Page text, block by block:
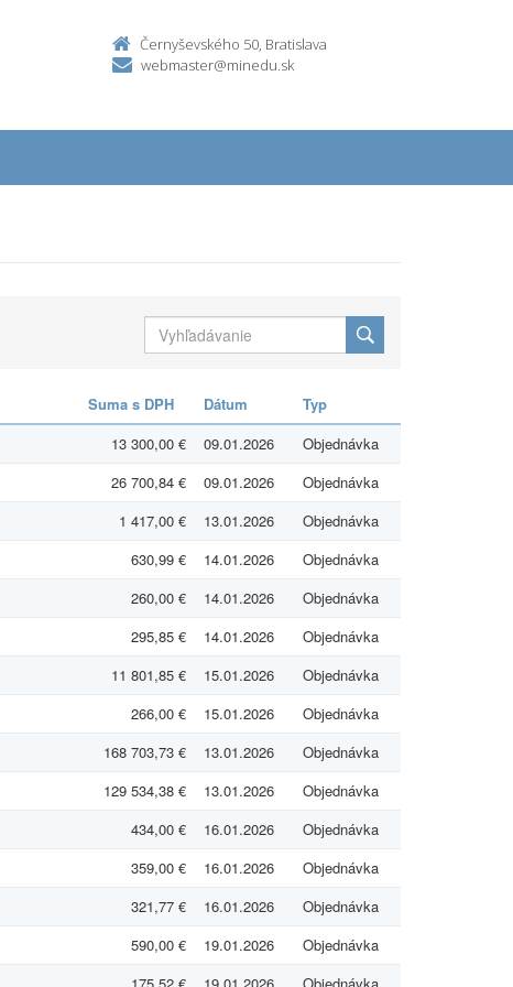
Černyševského 50, Bratislava
webmaster@minedu.sk
Suma s DPH Dátum
Typ
13 300,00 € 09.01.2026
Objednávka
26 700,84 € 09.01.2026
Objednávka
1 417,00 € 13.01.2026
Objednávka
630,99 € 14.01.2026
Objednávka
260,00 € 14.01.2026
Objednávka
295,85 € 14.01.2026
Objednávka
11 801,85 € 15.01.2026
Objednávka
266,00 € 15.01.2026
Objednávka
168 703,73 € 13.01.2026
Objednávka
129 534,38 € 13.01.2026
Objednávka
434,00 € 16.01.2026
Objednávka
359,00 € 16.01.2026
Objednávka
321,77 € 16.01.2026
Objednávka
590,00 € 19.01.2026
Objednávka
175,52 € 19.01.2026 Objednávka